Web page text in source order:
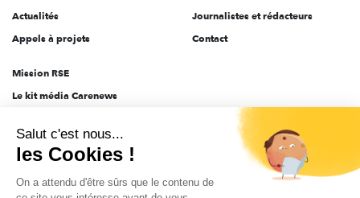
Actualités
Appels à projets
Journalistes et rédacteurs
Contact
Mission RSE
Le kit média Carenews
AEF info
Novethic
PRODURABLE
Salut c'est nous...
les Cookies !
On a attendu d'être sûrs que le contenu de